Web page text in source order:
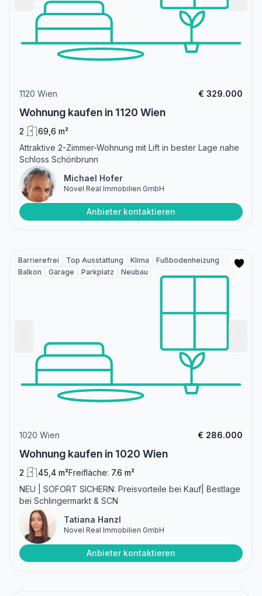
1120 Wien € 329.000
Wohnung kaufen in 1120 Wien
2
69,6 m²
Attraktive 2-Zimmer-Wohnung mit Lift in bester Lage nahe
Schloss Schönbrunn
Michael Hofer
Novel Real Immobilien GmbH
Anbieter kontaktieren
Barrierefrei Top Ausstattung Klima
Fußbodenheizung
Balkon
Garage Parkplatz Neubau
1020 Wien € 286.000
Wohnung kaufen in 1020 Wien
2 45,4 m²Freifläche: 7.6 m²
NEU | SOFORT SICHERN: Preisvorteile bei Kauf| Bestlage
bei Schlingermarkt & SCN
Tatiana Hanzl
Novel Real Immobilien GmbH
Anbieter kontaktieren